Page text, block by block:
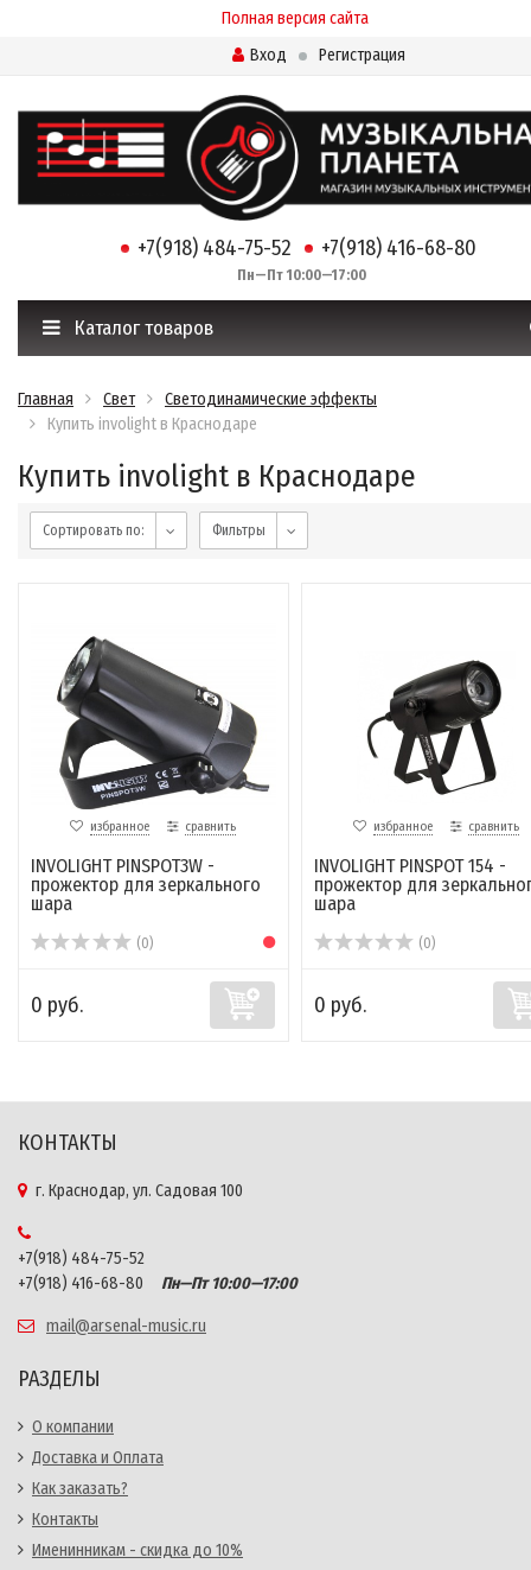
Полная версия сайта
Вход
Регистрация
+7(918) 484-75-52 +7(918) 416-68-80
Пн—Пт 10:00—17:00
Каталог товаров
Главная Свет
Светодинамические эффекты
Купить involight в Краснодаре
Купить involight в Краснодаре
Сортировать по: Фильтры
избранное сравнить
INVOLIGHT PINSPOT3W -
прожектор для зеркального
шара
(0)
0 руб.
избранное сравнить
INVOLIGHT PINSPOT 154 -
прожектор для
шара
(0)
0 руб.
КОНТАКТЫ
г. Краснодар, ул. Садовая 100
+7(918) 484-75-52
+7(918) 416-68-80
Пн—Пт 10:00—17:00
mail@arsenal-music.ru
РАЗДЕЛЫ
О компании
Доставка и Оплата
Как заказать?
Контакты
Именинникам - скидка до 10%